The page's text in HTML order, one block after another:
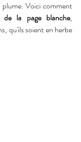
de la page blanche,
qu'ils soient en herbe